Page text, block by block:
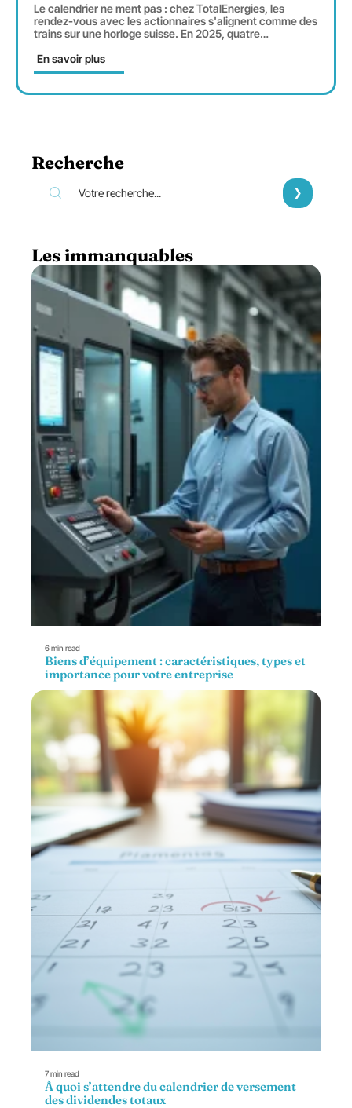
Le calendrier ne ment pas : chez TotalEnergies, les
rendez-vous avec les actionnaires s'alignent comme des
trains sur une horloge suisse. En 2025, quatre…
En savoir plus
Recherche
Les immanquables
6 min read
Biens d’équipement : caractéristiques, types et
importance pour votre entreprise
7 min read
À quoi s’attendre du calendrier de versement
des dividendes totaux